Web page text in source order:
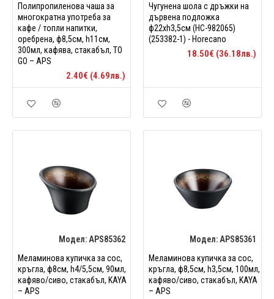
Полипропиленова чаша за
многократна употреба за
кафе / топли напитки,
оребрена, ф8,5см, h11см,
300мл, кафява, стакабъл, TO
GO – APS
2.40€ (4.69лв.)
Чугуненa шола с дръжки на
дървена подложка
ф22xh3,5см (HC-982065)
(253382-1) - Horecano
18.50€ (36.18лв.)
Модел: APS85362
Меламинова купичка за сос,
кръгла, ф8см, h4/5,5см, 90мл,
кафяво/сиво, стакабъл, KAYA
– APS
Модел: APS85361
Меламинова купичка за сос,
кръгла, ф8,5см, h3,5см, 100мл,
кафяво/сиво, стакабъл, KAYA
– APS